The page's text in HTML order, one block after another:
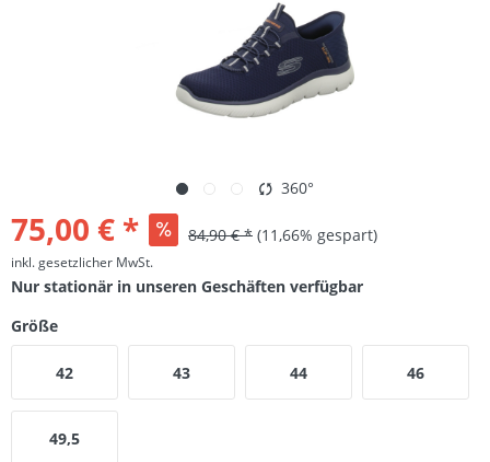
360°
75,00 € * 84,90 € * (11,66% gespart)
inkl. gesetzlicher MwSt.
Nur stationär in unseren Geschäften verfügbar
Größe
42 43 44 46
49,5